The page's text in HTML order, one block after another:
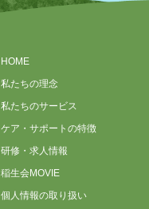
HOME
私たちの理念
私たちのサービス
ケア・サポートの特徴
研修・求人情報
稲生会MOVIE
個人情報の取り扱い